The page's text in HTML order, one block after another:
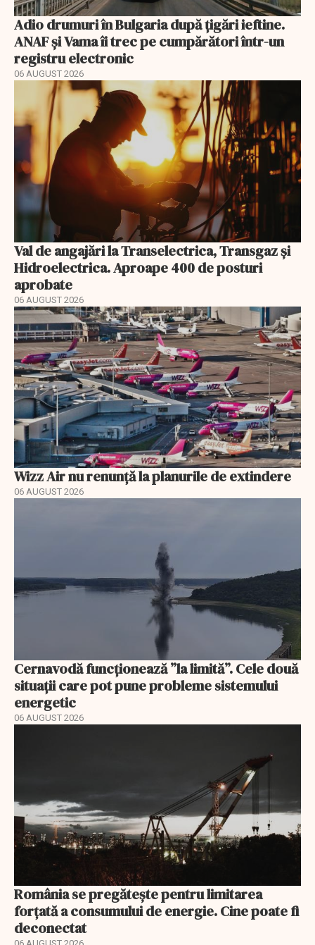
Adio drumuri în Bulgaria după țigări ieftine.
ANAF și Vama îi trec pe cumpărători într-un
registru electronic
06 AUGUST 2026
Val de angajări la Transelectrica, Transgaz și
Hidroelectrica. Aproape 400 de posturi
aprobate
06 AUGUST 2026
Wizz Air nu renunță la planurile de extindere
06 AUGUST 2026
Cernavodă funcționează ”la limită”. Cele două
situații care pot pune probleme sistemului
energetic
06 AUGUST 2026
România se pregătește pentru limitarea
forțată a consumului de energie. Cine poate fi
deconectat